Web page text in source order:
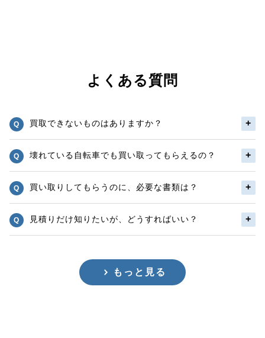
よくある質問
買取できないものはありますか？
壊れている自転車でも買い取ってもらえるの？
買い取りしてもらうのに、必要な書類は？
見積りだけ知りたいが、どうすればいい？
もっと見る